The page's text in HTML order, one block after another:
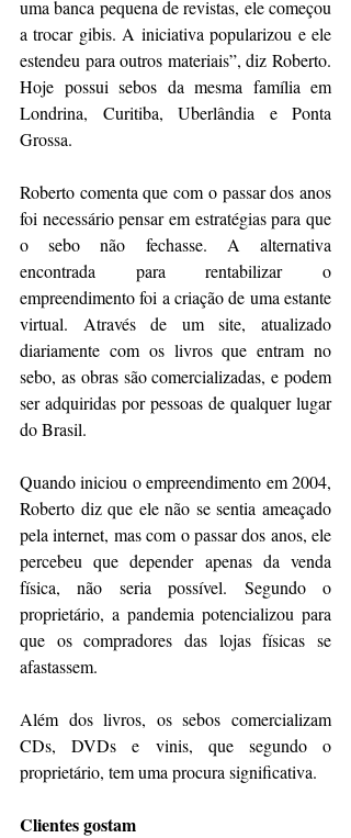
uma banca pequena de revistas, ele começou
a trocar gibis. A iniciativa popularizou e ele
estendeu para outros materiais”, diz Roberto.
Hoje possui sebos da mesma família em
Londrina, Curitiba, Uberlândia e Ponta
Grossa.
Roberto comenta que com o passar dos anos
foi necessário pensar em estratégias para que
o sebo não fechasse. A alternativa
encontrada para rentabilizar o
empreendimento foi a criação de uma estante
virtual. Através de um site, atualizado
diariamente com os livros que entram no
sebo, as obras são comercializadas, e podem
ser adquiridas por pessoas de qualquer lugar
do Brasil.
Quando iniciou o empreendimento em 2004,
Roberto diz que ele não se sentia ameaçado
pela internet, mas com o passar dos anos, ele
percebeu que depender apenas da venda
física, não seria possível. Segundo o
proprietário, a pandemia potencializou para
que os compradores das lojas físicas se
afastassem.
Além dos livros, os sebos comercializam
CDs, DVDs e vinis, que segundo o
proprietário, tem uma procura significativa.
Clientes gostam